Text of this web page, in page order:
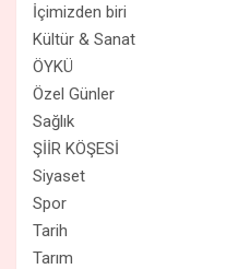
İçimizden biri
Kültür & Sanat
ÖYKÜ
Özel Günler
Sağlık
ŞİİR KÖŞESİ
Siyaset
Spor
Tarih
Tarım